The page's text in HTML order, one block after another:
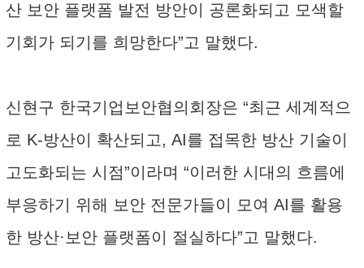
산 보안 플랫폼 발전 방안이 공론화되고 모색할
기회가 되기를 희망한다”고 말했다.
신현구 한국기업보안협의회장은 “최근 세계적으
로 K-방산이 확산되고, AI를 접목한 방산 기술이
고도화되는 시점”이라며 “이러한 시대의 흐름에
부응하기 위해 보안 전문가들이 모여 AI를 활용
한 방산·보안 플랫폼이 절실하다”고 말했다.